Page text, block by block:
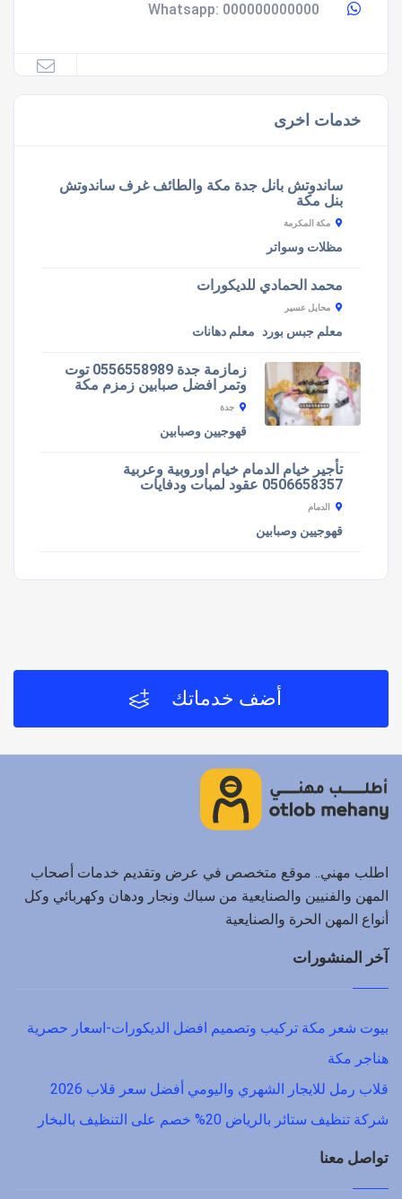
000000000000
خدمات اخرى
ساندوتش بانل جدة مكة والطائف غرف ساندوتش
بنل مكة
مكة المكرمة
مظلات وسواتر
محمد الحمادي للديكورات
محايل عسير
معلم جبس بورد معلم دهانات
زمازمة جدة 0556558989 توت
وتمر افضل صبابين زمزم مكة
جدة
قهوجيين وصبابين
تأجير خيام الدمام خيام اوروبية وعربية
0506658357 عقود لمبات ودفايات
الدمام
قهوجيين وصبابين
أضف خدماتك
اطلب مهني.. موقع متخصص في عرض وتقديم خدمات أصحاب
المهن والفنيين والصنايعية من سباك ونجار ودهان وكهربائي وكل
أنواع المهن الحرة والصنايعية
آخر المنشورات
بيوت شعر مكة تركيب وتصميم افضل الديكورات-اسعار حصرية
هناجر مكة
قلاب رمل للايجار الشهري واليومي أفضل سعر قلاب 2026
شركة تنظيف ستائر بالرياض 20% خصم على التنظيف بالبخار
تواصل معنا